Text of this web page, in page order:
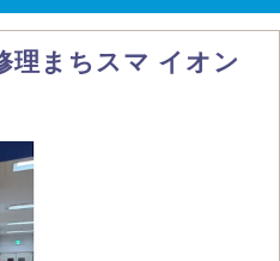
理まちスマ イオン